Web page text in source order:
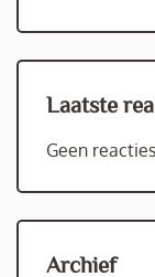
Laatste
Geen
Archief